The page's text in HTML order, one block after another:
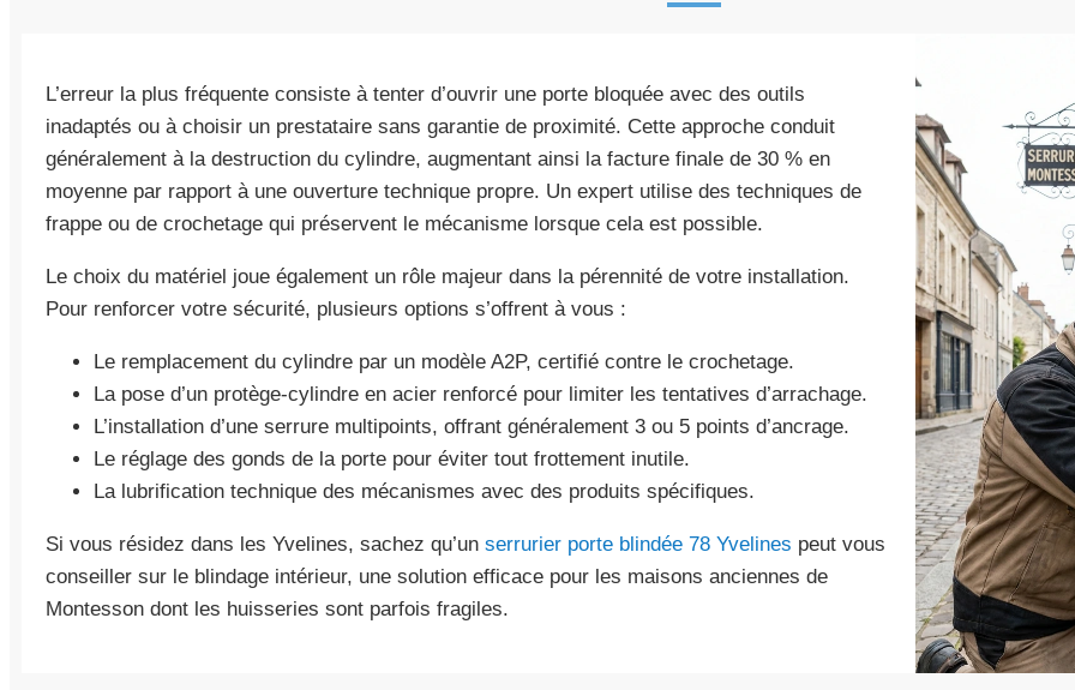
L’erreur la plus fréquente consiste à tenter d’ouvrir une porte bloquée avec des outils
inadaptés ou à choisir un prestataire sans garantie de proximité. Cette approche conduit
généralement à la destruction du cylindre, augmentant ainsi la facture finale de 30 % en
moyenne par rapport à une ouverture technique propre. Un expert utilise des techniques de
frappe ou de crochetage qui préservent le mécanisme lorsque cela est possible.
Le choix du matériel joue également un rôle majeur dans la pérennité de votre installation.
Pour renforcer votre sécurité, plusieurs options s’offrent à vous :
Le remplacement du cylindre par un modèle A2P, certifié contre le crochetage.
La pose d’un protège-cylindre en acier renforcé pour limiter les tentatives d’arrachage.
L’installation d’une serrure multipoints, offrant généralement 3 ou 5 points d’ancrage.
Le réglage des gonds de la porte pour éviter tout frottement inutile.
La lubrification technique des mécanismes avec des produits spécifiques.
Si vous résidez dans les Yvelines, sachez qu’un serrurier porte blindée 78 Yvelines peut vous
conseiller sur le blindage intérieur, une solution efficace pour les maisons anciennes de
Montesson dont les huisseries sont parfois fragiles.